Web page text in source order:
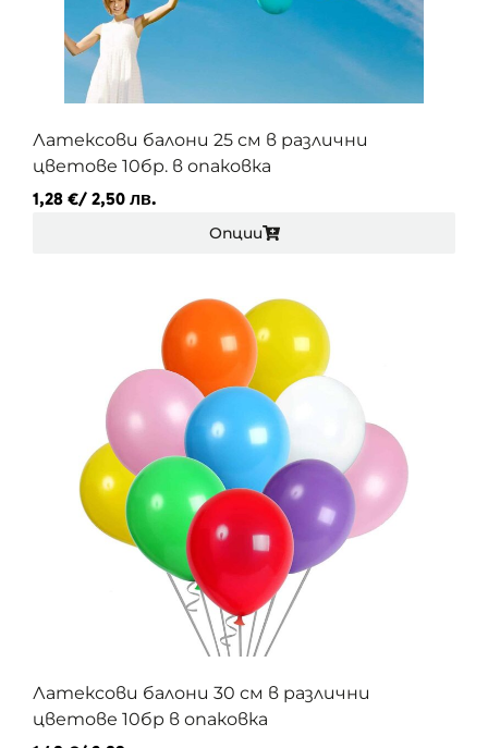
Латексови балони 25 см в различни
цветове 10бр. в опаковка
1,28 €/ 2,50 лв.
Опции
Латексови балони 30 см в различни
цветове 10бр в опаковка